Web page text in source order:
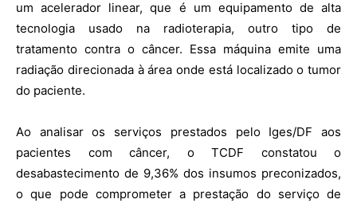
um acelerador linear,que é um equipamento de alta
tecnologia usado na radioterapia, outro tipo de
tratamento contra o câncer. Essa máquina emite uma
radiação direcionada à área onde está localizado o tumor
do paciente.
Ao analisar os serviços prestados pelo Iges/DF aos
pacientes com câncer, o TCDF constatou o
desabastecimento de 9,36% dos insumos preconizados,
o que pode comprometer a prestação do serviço de